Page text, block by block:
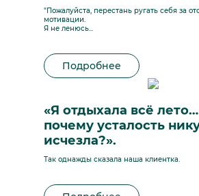
"Пожалуйста, перестань ругать себя за
мотивации.
Я не ленюсь...
Подробнее
«Я отдыхала всё
почему усталость
исчезла?».
Так однажды сказала наша клиентка.